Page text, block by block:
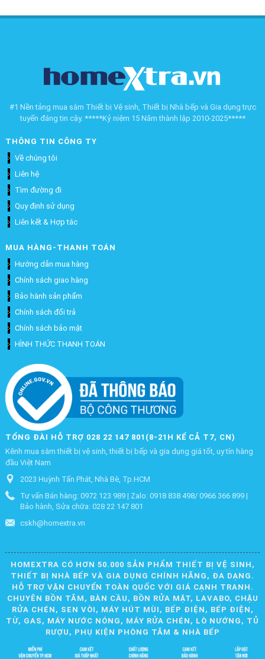
#1 Nền tảng mua sắm Thiết bị Vệ sinh, Thiết bị Nhà bếp và Gia dụng trực
tuyến đáng tin cậy. *****Kỷ niệm 15 Năm thành lập 2010-2025*****
THÔNG TIN CÔNG TY
Về chúng tôi
Liên hệ
Tìm đường đi
Quy định sử dụng
Liên kết & Hợp tác
MUA HÀNG-THANH TOÁN
Hướng dẫn mua hàng
Chính sách giao hàng
Bảo hành sản phẩm
Chính sách đổi trả
Chính sách bảo mật
HÌNH THỨC THANH TOÁN
TỔNG ĐÀI HỖ TRỢ 028 22 147 801(8-21H KỂ CẢ T7, CN)
Kênh mua sắm thiết bị vệ sinh, thiết bị bếp và gia dụng giá tốt, uy tín hàng
đầu Việt Nam
2023 Huỳnh Tấn Phát, Nhà Bè, Tp.HCM
Tư vấn Bán hàng: 0972 123 989 | Zalo: 0918 838 498/ 0966 366 899 |
Bảo hành, Sửa chữa: 028 22 147 801
cskh@homextra.vn
HOMEXTRA CÓ HƠN 50.000 SẢN PHẨM THIẾT BỊ VỆ SINH,
THIẾT BỊ NHÀ BẾP VÀ GIA DỤNG CHÍNH HÃNG, ĐA DẠNG.
HỖ TRỢ VẬN CHUYỂN TOÀN QUỐC VỚI GIÁ CẠNH TRANH.
CHUYÊN BỒN TẮM, BÀN CẦU, BỒN RỬA MẶT, LAVABO, CHẬU
RỬA CHÉN, SEN VÒI, MÁY HÚT MÙI, BẾP ĐIỆN, BẾP ĐIỆN,
TỪ, GAS, MÁY NƯỚC NÓNG, MÁY RỬA CHÉN, LÒ NƯỚNG, TỦ
RƯỢU, PHỤ KIỆN PHÒNG TẮM & NHÀ BẾP